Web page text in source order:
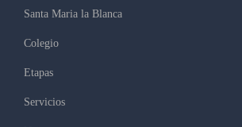
Santa Maria la Blanca
Colegio
Etapas
Servicios